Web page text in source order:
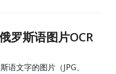
罗斯语图片OCR
语文字的图片（JPG、